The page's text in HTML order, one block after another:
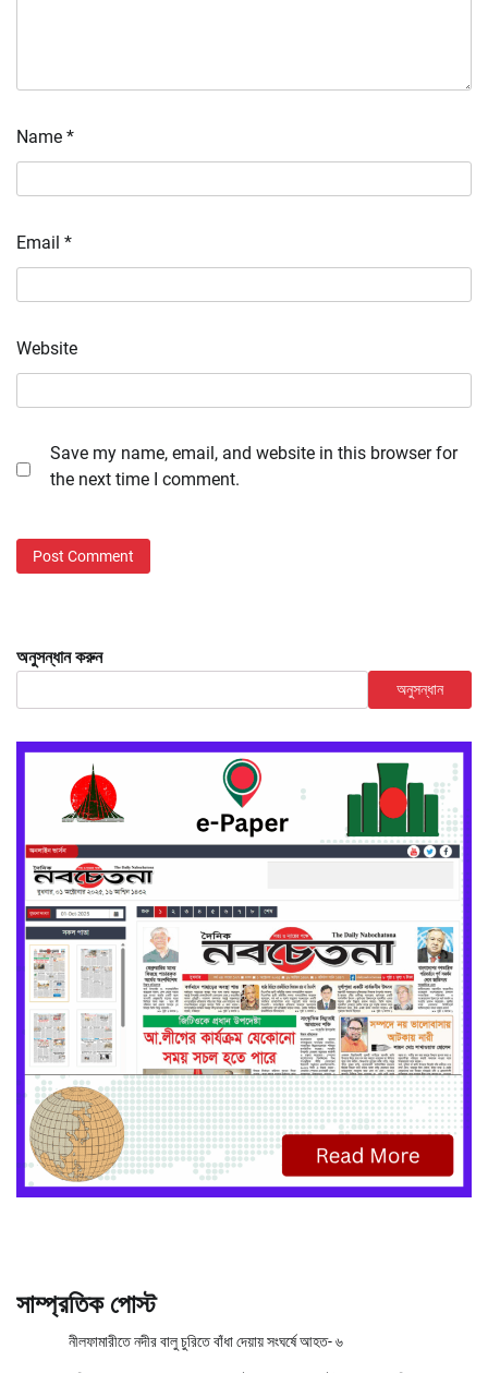
Name *
Email *
Website
Save my name, email, and website in this browser for
the next time I comment.
অনুসন্ধান করুন
অনুসন্ধান
সাম্প্রতিক পোস্ট
নীলফামারীতে নদীর বালু চুরিতে বাঁধা দেয়ায় সংঘর্ষে আহত- ৬